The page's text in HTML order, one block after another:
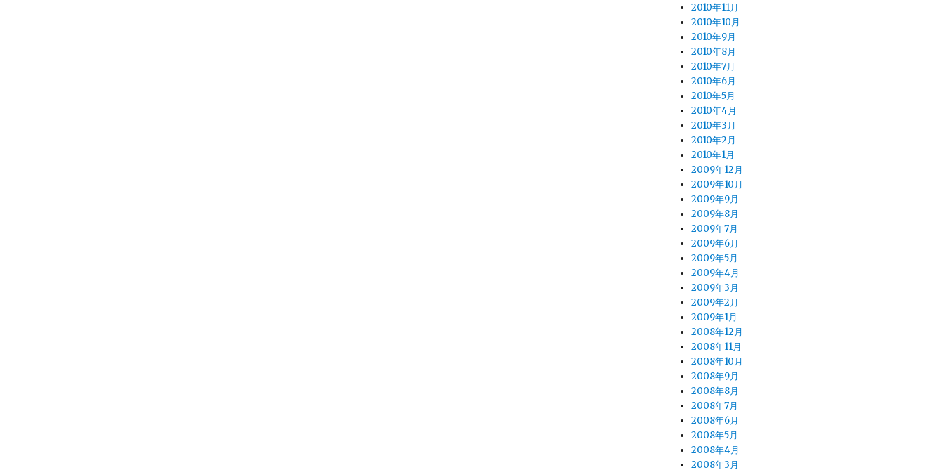
2010年11月
2010年10月
2010年9月
2010年8月
2010年7月
2010年6月
2010年5月
2010年4月
2010年3月
2010年2月
2010年1月
2009年12月
2009年10月
2009年9月
2009年8月
2009年7月
2009年6月
2009年5月
2009年4月
2009年3月
2009年2月
2009年1月
2008年12月
2008年11月
2008年10月
2008年9月
2008年8月
2008年7月
2008年6月
2008年5月
2008年4月
2008年3月